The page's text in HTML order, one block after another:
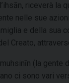
riceverà la
nelle sue
e della sua
Creato,
(la gente
ci sono vari